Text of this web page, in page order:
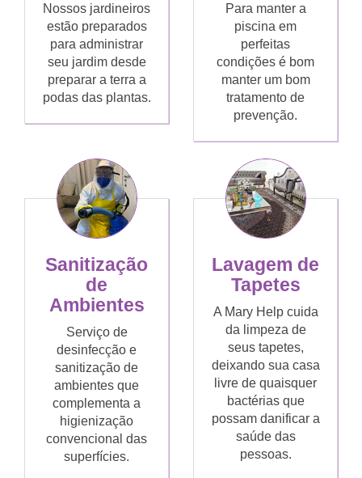
Nossos jardineiros
estão preparados
para administrar
seu jardim desde
preparar a terra a
podas das plantas.
Para manter a
piscina em
perfeitas
condições é bom
manter um bom
tratamento de
prevenção.
Sanitização
de
Ambientes
Serviço de
desinfecção e
sanitização de
ambientes que
complementa a
higienização
convencional das
superfícies.
Lavagem de
Tapetes
A Mary Help cuida
da limpeza de
seus tapetes,
deixando sua casa
livre de quaisquer
bactérias que
possam danificar a
saúde das
pessoas.